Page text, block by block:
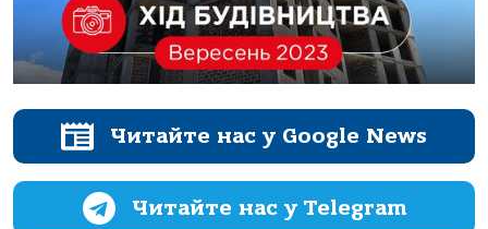
Читайте нас у Google News
Читайте нас у Telegram